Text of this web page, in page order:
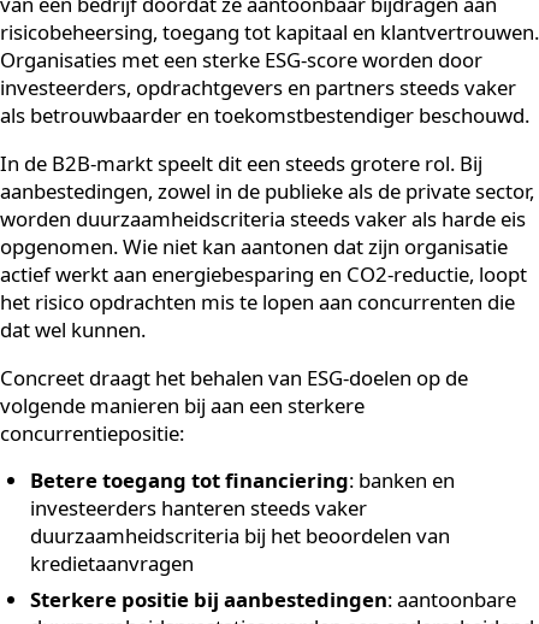
Naast de EIA zijn er in sommige gevallen ook andere
financieringsvormen beschikbaar, zoals
of prestatiecontracten waarbij geen directe initiële
investering nodig is. Het is verstandig om bij elke
duurzame investering de beschikbare
in kaart te brengen voordat een beslissing wordt
genomen.
Hoe dragen ESG-doelen bij
aan de concurrentiepositie
van een bedrijf?
ESG-doelen, die betrekking hebben op milieu, sociaal
beleid en goed bestuur, versterken de
van een bedrijf doordat ze aantoonbaar bijdragen aan
risicobeheersing, toegang tot kapitaal en
Organisaties met een sterke ESG-score worden door
investeerders, opdrachtgevers en partners steeds
als betrouwbaarder en toekomstbestendiger